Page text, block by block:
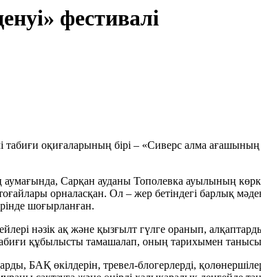
фестивалі
оқиғаларының бірі – «Сиверс алма ағашының
аумағында, Сарқан ауданы Тополевка ауылының
орналасқан. Ол – жер бетіндегі барлық
шоғырланған.
нәзік ақ және қызғылт гүлге оранып,
құбылысты тамашалап, оның тарихымен
БАҚ өкілдерін, тревел-блогерлерді,